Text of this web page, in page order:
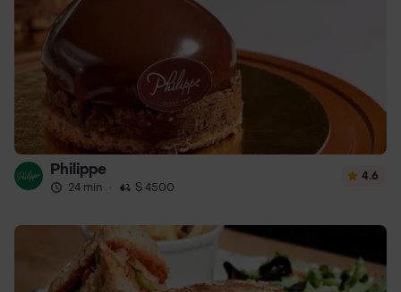
Philippe
24 min · $ 4500
4.6